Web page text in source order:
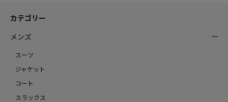
カテゴリー
メンズ
スーツ
ジャケット
コート
スラックス